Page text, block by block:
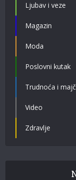
Ljubav i veze
Magazin
Moda
Poslovni kutak
Trudnoća i
Video
Zdravlje